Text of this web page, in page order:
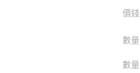
價錢
數量
數量